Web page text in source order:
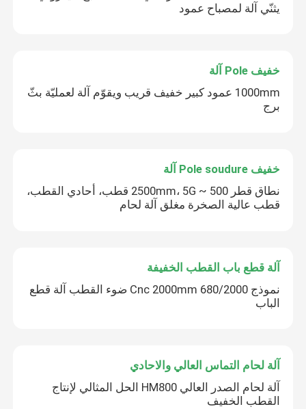
يثنّي آلة لمصباح عمود
خفيف Pole آلة
1000mm عمود كبير خفيف قريب ويقوّم آلة لعمليّة بثّ
برج
خفيف Pole soudure آلة
نطاق قطر 500 ~ 2500mm، 5G قطب، أحادي القطب،
قطب عالية الصخرة مغلق آلة لحام
آلة قطع باب القطب الخفيفة
نموذج 680/2000 Cnc 2000mm ضوء القطب آلة قطع
الباب
آلة لحام التماس العالي والاحادي
آلة لحام الصدر العالي HM800 الحل المثالي لإنتاج
القطب الخفيف